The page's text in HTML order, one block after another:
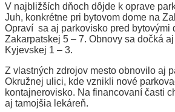
V najbližších dňoch dôjde k oprave
Juh, konkrétne pri bytovom dome na
Opraví sa aj parkovisko pred bytovými
Zakarpatskej 5 – 7. Obnovy sa dočká
Kyjevskej 1 – 3.
Z vlastných zdrojov mesto obnovilo aj
Okružnej ulici, kde vznikli nové
kontajnerovisko. Na financovaní časti
aj tamojšia lekáreň.